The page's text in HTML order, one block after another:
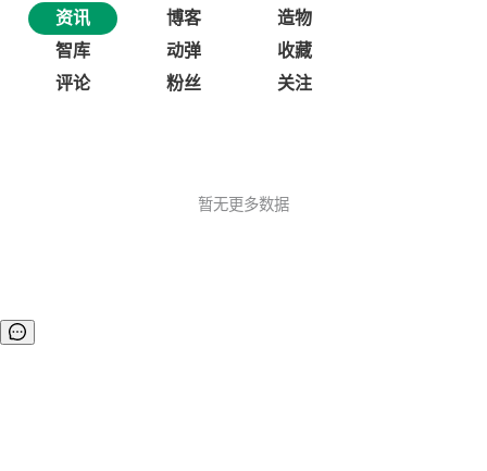
资讯 博客
造物
智库
动弹
收藏
评论
粉丝 关注
暂无更多数据